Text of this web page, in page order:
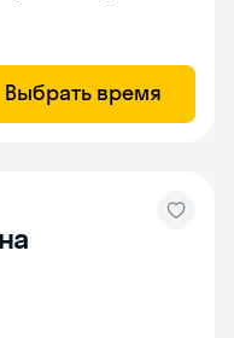
Выбрать время